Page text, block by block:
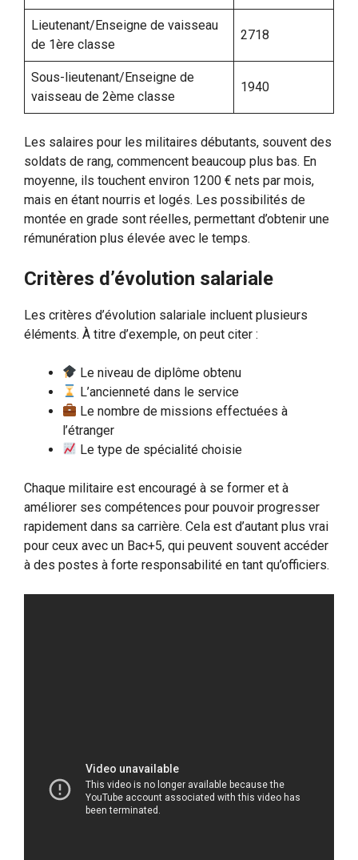
Lieutenant/Enseigne de vaisseau
de 1ère classe
2718
Sous-lieutenant/Enseigne de
vaisseau de 2ème classe
1940
Les salaires pour les militaires débutants, souvent des
soldats de rang, commencent beaucoup plus bas. En
moyenne, ils touchent environ 1200 € nets par mois,
mais en étant nourris et logés. Les possibilités de
montée en grade sont réelles, permettant d’obtenir une
rémunération plus élevée avec le temps.
Critères d’évolution salariale
Les critères d’évolution salariale incluent plusieurs
éléments. À titre d’exemple, on peut citer :
Le niveau de diplôme obtenu
L’ancienneté dans le service
Le nombre de missions effectuées à
l’étranger
Le type de spécialité choisie
Chaque militaire est encouragé à se former et à
améliorer ses compétences pour pouvoir progresser
rapidement dans sa carrière. Cela est d’autant plus vrai
pour ceux avec un Bac+5, qui peuvent souvent accéder
à des postes à forte responsabilité en tant qu’officiers.